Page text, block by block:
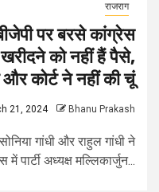
राजराग
पर बरसे कांग्रेस
को नहीं हैं पैसे,
कोर्ट ने नहीं की चूं
21, 2024 Bhanu Prakash
गांधी और राहुल गांधी ने
अध्यक्ष मल्लिकार्जुन...